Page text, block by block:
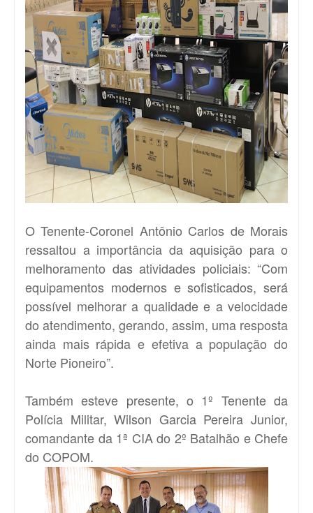
O Tenente-Coronel Antônio Carlos de Morais
ressaltou a importância da aquisição para o
melhoramento das atividades policiais: “Com
equipamentos modernos e sofisticados, será
possível melhorar a qualidade e a velocidade
do atendimento, gerando, assim, uma resposta
ainda mais rápida e efetiva a população do
Norte Pioneiro”.
Também esteve presente, o 1º Tenente da
Polícia Militar, Wilson Garcia Pereira Junior,
comandante da 1ª CIA do 2º Batalhão e Chefe
do COPOM.